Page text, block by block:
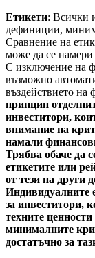
Етикети: Всички
дефиниции,
Сравнение на
може да се намери
С изключение на
възможно
въздействието на
принцип
инвеститори,
внимание на
намали
Трябва обаче да
етикетите или
от тези на други
Индивидуалните
за инвеститори,
техните
минималните
достатъчно за